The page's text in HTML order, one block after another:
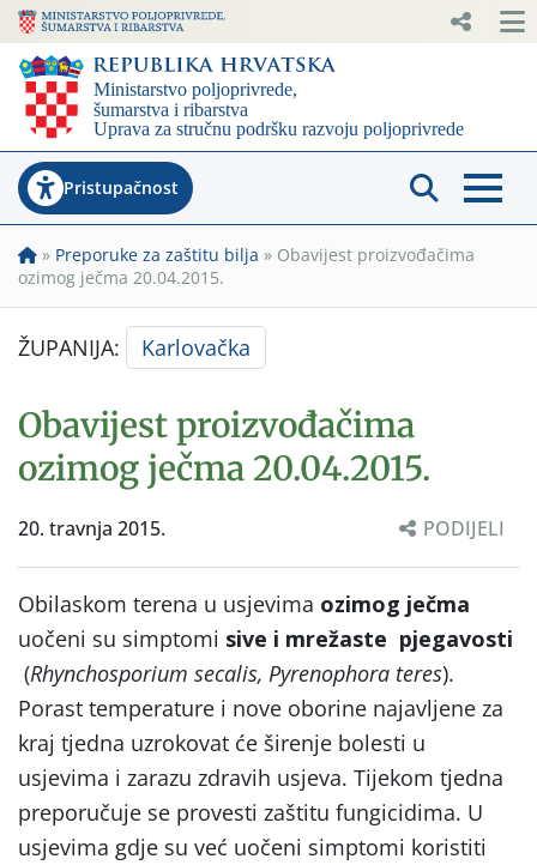
Pristupačnost
» Preporuke za zaštitu bilja » Obavijest proizvođačima
ozimog ječma 20.04.2015.
ŽUPANIJA: Karlovačka
Obavijest proizvođačima
ozimog ječma 20.04.2015.
20. travnja 2015. PODIJELI
Obilaskom terena u usjevima ozimog ječma
uočeni su simptomi sive i mrežaste pjegavosti
(Rhynchosporium secalis, Pyrenophora teres).
Porast temperature i nove oborine najavljene za
kraj tjedna uzrokovat će širenje bolesti u
usjevima i zarazu zdravih usjeva. Tijekom tjedna
preporučuje se provesti zaštitu fungicidima. U
usjevima gdje su već uočeni simptomi koristiti